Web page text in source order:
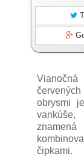
Vianočná
obrysmi
vankúše,
čipkami.